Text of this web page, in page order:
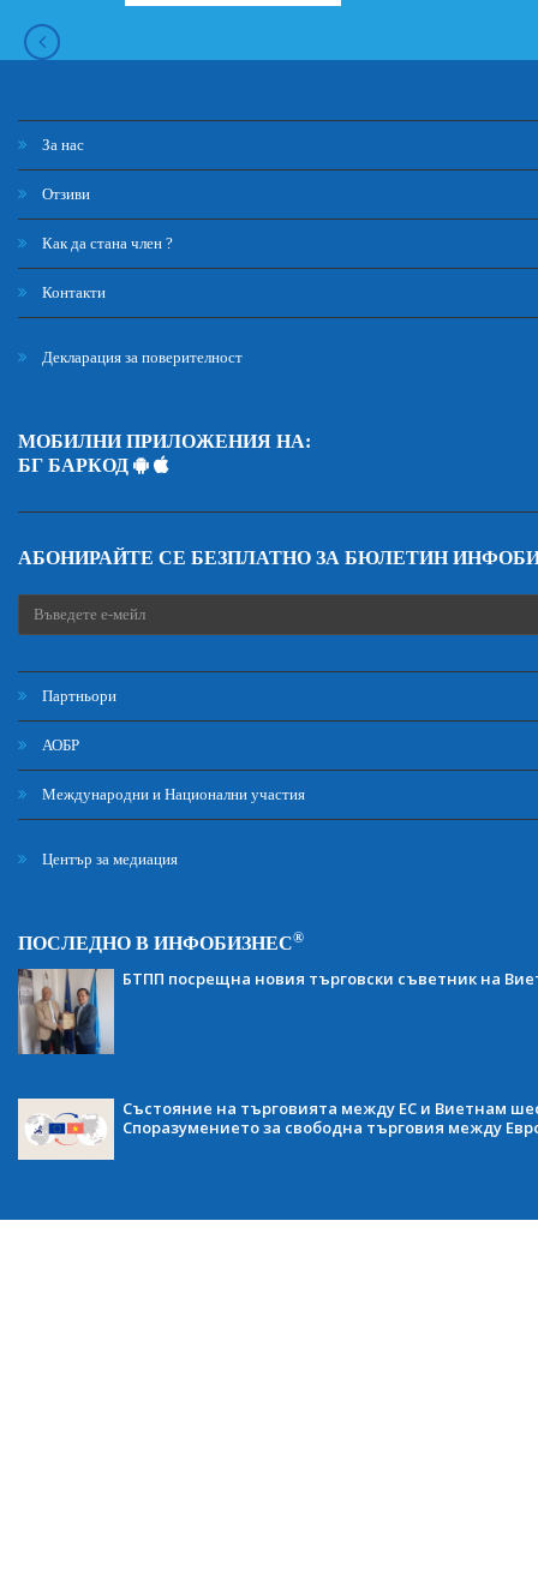
За нас
Отзиви
Как да стана член ?
Контакти
Декларация за поверителност
МОБИЛНИ ПРИЛОЖЕНИЯ НА:
БГ БАРКОД
АБОНИРАЙТЕ СЕ БЕЗПЛАТНО ЗА БЮЛЕТИН
Партньори
АОБР
Международни и Национални участия
Център за медиация
ПОСЛЕДНО В ИНФОБИЗНЕС®
БТПП посрещна новия търговски съветник на
Състояние на търговията между ЕС и Виетнам
Споразумението за свободна търговия между